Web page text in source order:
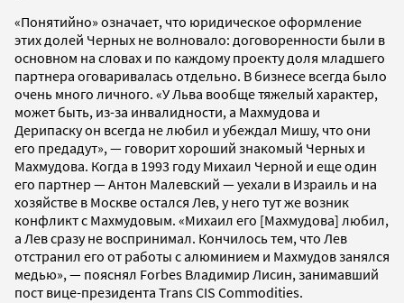
«Понятийно» означает, что юридическое оформление
этих долей Черных не волновало: договоренности были в
основном на словах и по каждому проекту доля младшего
партнера оговаривалась отдельно. В бизнесе всегда было
очень много личного. «У Льва вообще тяжелый характер,
может быть, из-за инвалидности, а Махмудова и
Дерипаску он всегда не любил и убеждал Мишу, что они
его предадут», — говорит хороший знакомый Черных и
Махмудова. Когда в 1993 году Михаил Черной и еще один
его партнер — Антон Малевский — уехали в Израиль и на
хозяйстве в Москве остался Лев, у него тут же возник
конфликт с Махмудовым. «Михаил его [Махмудова] любил,
а Лев сразу не воспринимал. Кончилось тем, что Лев
отстранил его от работы с алюминием и Махмудов занялся
медью», — пояснял Forbes Владимир Лисин, занимавший
пост вице-президента Trans CIS Commodities.